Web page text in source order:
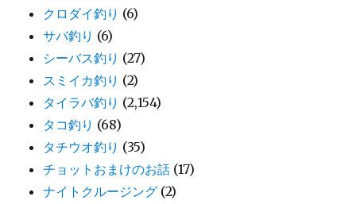
クロダイ釣り (6)
サバ釣り (6)
シーバス釣り (27)
スミイカ釣り (2)
タイラバ釣り (2,154)
タコ釣り (68)
タチウオ釣り (35)
チョットおまけのお話 (17)
ナイトクルージング (2)